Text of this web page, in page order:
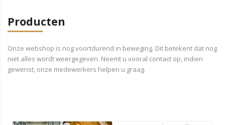
Producten
Onze webshop is nog voortdurend in beweging. Dit betekent dat nog
niet alles wordt weergegeven. Neemt u vooral contact op, indien
gewenst, onze medewerkers helpen u graag.